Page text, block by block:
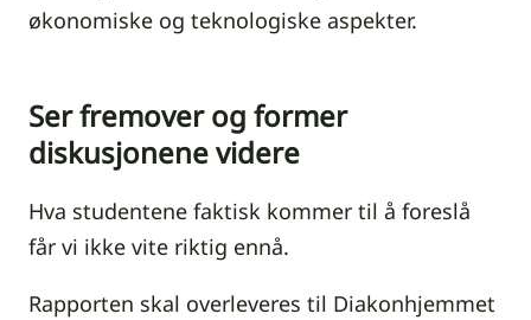
økonomiske og teknologiske aspekter.
Ser fremover og former
diskusjonene videre
Hva studentene faktisk kommer til å foreslå
får vi ikke vite riktig ennå.
Rapporten skal overleveres til Diakonhjemmet